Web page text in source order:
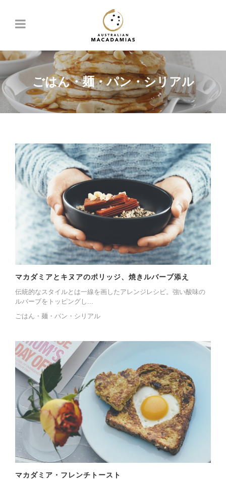
ごはん・麺・パン・シリアル
マカダミアとキヌアのポリッジ、焼きルバーブ添え
伝統的なスタイルとは一線を画したアレンジレシピ。強い酸味の
ルバーブをトッピングし...
ごはん・麺・パン・シリアル
マカダミア・フレンチトースト